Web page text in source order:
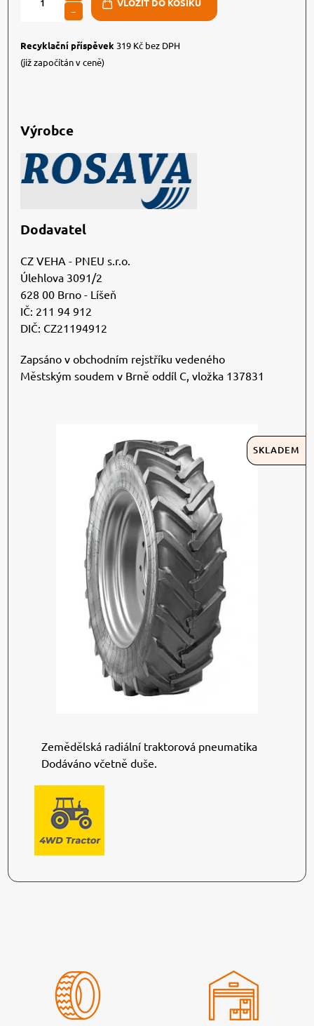
SKLADEM
Zemědělská radiální traktorová pneumatika
Dodáváno včetně duše.
−
Recyklační příspěvek 319 Kč bez DPH
(již započítán v ceně)
Výrobce
Dodavatel
CZ VEHA - PNEU s.r.o.
Úlehlova 3091/2
628 00 Brno - Líšeň
IČ: 211 94 912
DIČ: CZ21194912
Zapsáno v obchodním rejstříku vedeného
Městským soudem v Brně oddíl C, vložka 137831